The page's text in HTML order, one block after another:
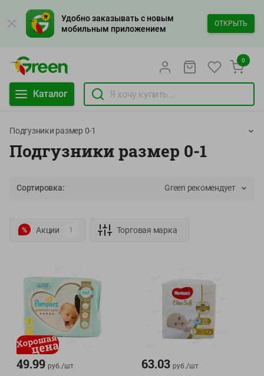
Удобно заказывать с новым
мобильным приложением
ОТКРЫТЬ
Каталог
0
Подгузники размер 0-1
Подгузники размер 0-1
Сортировка: Green рекомендует
Акции 1 Торговая марка
49.99 руб./шт 63.03 руб./шт